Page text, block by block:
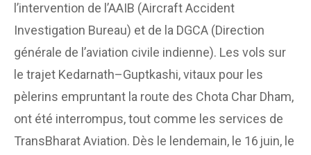
l’intervention de l’AAIB (Aircraft Accident
Investigation Bureau) et de la DGCA (Direction
générale de l’aviation civile indienne). Les vols sur
le trajet Kedarnath–Guptkashi, vitaux pour les
pèlerins empruntant la route des Chota Char Dham,
ont été interrompus, tout comme les services de
TransBharat Aviation. Dès le lendemain, le 16 juin, le